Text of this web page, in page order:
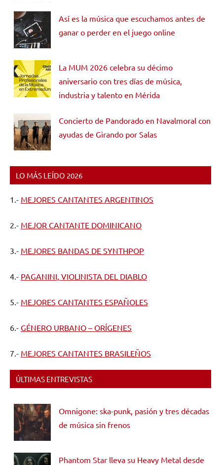
Así es la música que escuchamos antes de
ganar o perder en el juego online
La MUM 2026 celebra su décimo
aniversario con tres días de música,
industria y talento en Mérida
Concierto de Pandorado en Navalmoral con
ayudas de Girando por Salas
LO MÁS LEÍDO 2026
1.- MEJORES CANTANTES ARGENTINOS
2.- MEJOR CANTANTE DOMINICANO
3.- MEJORES BANDAS DE SYNTHPOP
4.- PAGANINI, VIOLINISTA DEL DIABLO
5.- MEJORES CANTANTES ESPAÑOLES
6.- GÉNERO URBANO – ORÍGENES
7.- MEJORES CANTANTES BRASILEÑOS
ÚLTIMAS ENTREVISTAS
Omnigone: ska-punk, pasión y tres décadas
de música sin frenos
Phantom Star lleva su Heavy Metal desde